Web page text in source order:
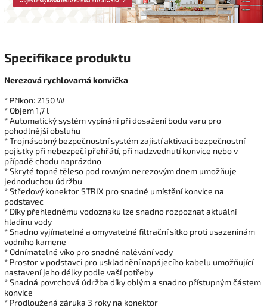
Specifikace produktu
Nerezová rychlovarná konvička
* Příkon: 2150 W
* Objem 1,7 l
* Automatický systém vypínání při dosažení bodu varu pro
pohodlnější obsluhu
* Trojnásobný bezpečnostní systém zajistí aktivaci bezpečnostní
pojistky při nebezpečí přehřátí, při nadzvednutí konvice nebo v
případě chodu naprázdno
* Skryté topné těleso pod rovným nerezovým dnem umožňuje
jednoduchou údržbu
* Středový konektor STRIX pro snadné umístění konvice na
podstavec
* Díky přehlednému vodoznaku lze snadno rozpoznat aktuální
hladinu vody
* Snadno vyjímatelné a omyvatelné filtrační sítko proti usazeninám
vodního kamene
* Odnímatelné víko pro snadné nalévání vody
* Prostor v podstavci pro uskladnění napájecího kabelu umožňující
nastavení jeho délky podle vaší potřeby
* Snadná povrchová údržba díky oblým a snadno přístupným částem
konvice
* Prodloužená záruka 3 roky na konektor